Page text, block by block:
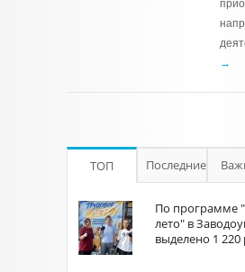
→
ТОП Последние
По программе
лето" в
выделено 1